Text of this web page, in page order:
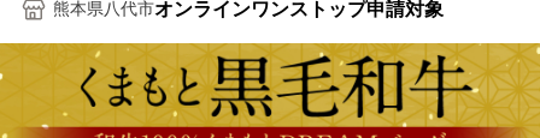
熊本県八代市オンラインワンストップ申請対象